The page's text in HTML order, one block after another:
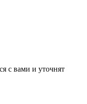
с вами и уточнят